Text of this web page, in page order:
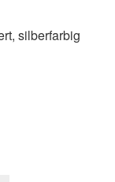
silberfarbig